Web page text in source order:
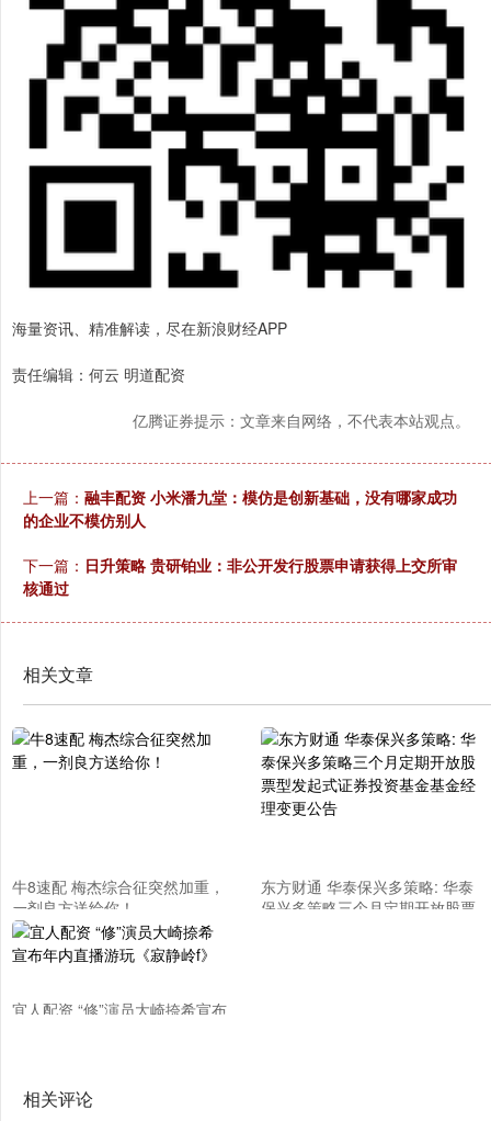
海量资讯、精准解读，尽在新浪财经APP
责任编辑：何云 明道配资
亿腾证券提示：文章来自网络，不代表本站观点。
上一篇： 融丰配资 小米潘九堂：模仿是创新基础，没有哪家成功
的企业不模仿别人
下一篇： 日升策略 贵研铂业：非公开发行股票申请获得上交所审
核通过
相关文章
牛8速配 梅杰综合征突然加重，
一剂良方送给你！
东方财通 华泰保兴多策略: 华泰
保兴多策略三个月定期开放股票
宜人配资 “修”演员大崎捺希宣布
相关评论